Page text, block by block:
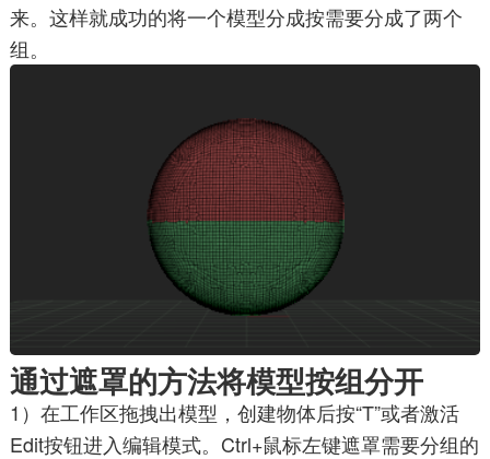
来。这样就成功的将一个模型分成按需要分成了两个
组。
通过遮罩的方法将模型按组分开
1）在工作区拖拽出模型，创建物体后按“T”或者激活
Edit按钮进入编辑模式。Ctrl+鼠标左键遮罩需要分组的